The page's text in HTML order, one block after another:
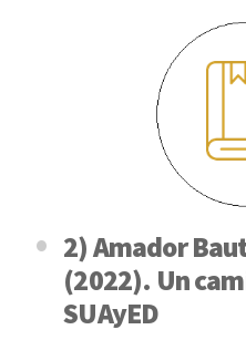
2) Amador
(2022). Un
SUAyED